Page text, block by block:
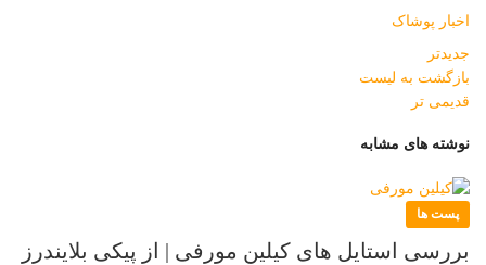
اخبار پوشاک
جدیدتر
بازگشت به لیست
قدیمی تر
نوشته های مشابه
پست ها
بررسی استایل های کیلین مورفی | از پیکی بلایندرز